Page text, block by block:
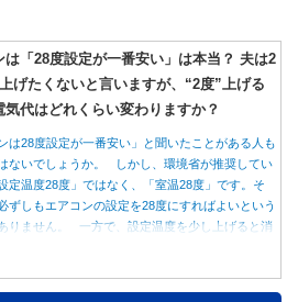
は「28度設定が一番安い」は本当？ 夫は2
げたくないと言いますが、“2度”上げる
気代はどれくらい変わりますか？
は28度設定が一番安い」と聞いたことがある人も
ないでしょうか。 しかし、環境省が推奨してい
定温度28度」ではなく、「室温28度」です。そ
ずしもエアコンの設定を28度にすればよいという
りません。 一方で、設定温度を少し上げると消